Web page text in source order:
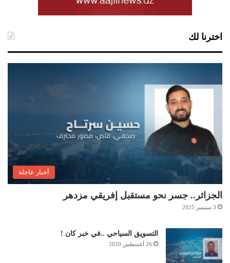
اخترنا لك
أخبار عاجلة
الجزائر.. جسر نحو مستقبل إفريقي مزدهر
3 سبتمبر 2025
التسويق السياحي ..في خبر كان !
26 أغسطس 2020